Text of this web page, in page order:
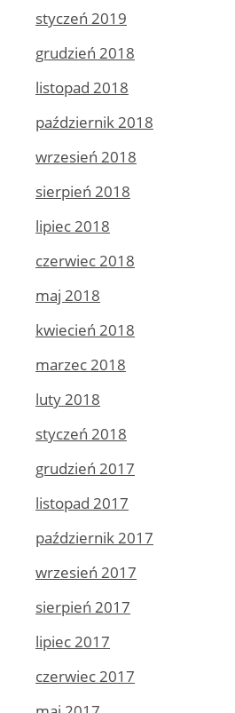
styczeń 2019
grudzień 2018
listopad 2018
październik 2018
wrzesień 2018
sierpień 2018
lipiec 2018
czerwiec 2018
maj 2018
kwiecień 2018
marzec 2018
luty 2018
styczeń 2018
grudzień 2017
listopad 2017
październik 2017
wrzesień 2017
sierpień 2017
lipiec 2017
czerwiec 2017